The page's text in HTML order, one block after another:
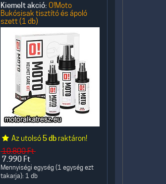
Kiemelt akció: O!Moto
Bukósisak tisztító és ápoló
szett (1 db)
Az utolsó5 db raktáron!
10.800Ft
7.990 Ft
Mennyiségi egység (1 egység ezt
takarja): 1 db